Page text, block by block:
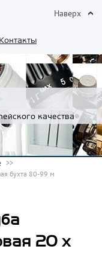
Контакты
Наверх
качества
бухта 80-99 м
20 х